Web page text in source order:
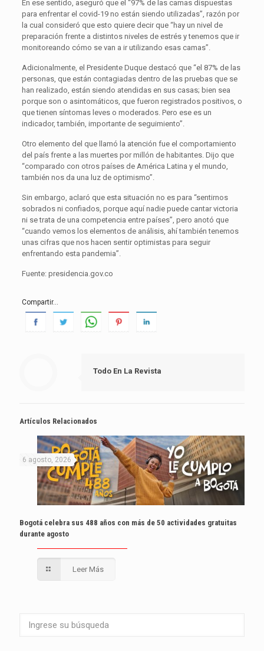
En ese sentido, aseguró que el “97% de las camas dispuestas
para enfrentar el covid-19 no están siendo utilizadas”, razón por
la cual consideró que esto quiere decir que “hay un nivel de
preparación frente a distintos niveles de estrés y tenemos que ir
monitoreando cómo se van a ir utilizando esas camas”.
Adicionalmente, el Presidente Duque destacó que “el 87% de las
personas, que están contagiadas dentro de las pruebas que se
han realizado, están siendo atendidas en sus casas; bien sea
porque son o asintomáticos, que fueron registrados positivos, o
que tienen síntomas leves o moderados. Pero ese es un
indicador, también, importante de seguimiento”.
Otro elemento del que llamó la atención fue el comportamiento
del país frente a las muertes por millón de habitantes. Dijo que
“comparado con otros países de América Latina y el mundo,
también nos da una luz de optimismo”.
Sin embargo, aclaró que esta situación no es para “sentirnos
sobrados ni confiados, porque aquí nadie puede cantar victoria
ni se trata de una competencia entre países”, pero anotó que
“cuando vemos los elementos de análisis, ahí también tenemos
unas cifras que nos hacen sentir optimistas para seguir
enfrentando esta pandemia”.
Fuente: presidencia.gov.co
Compartir...
Todo En La Revista
Artículos Relacionados
6 agosto, 2026
Bogotá celebra sus 488 años con más de 50 actividades gratuitas
durante agosto
Leer Más